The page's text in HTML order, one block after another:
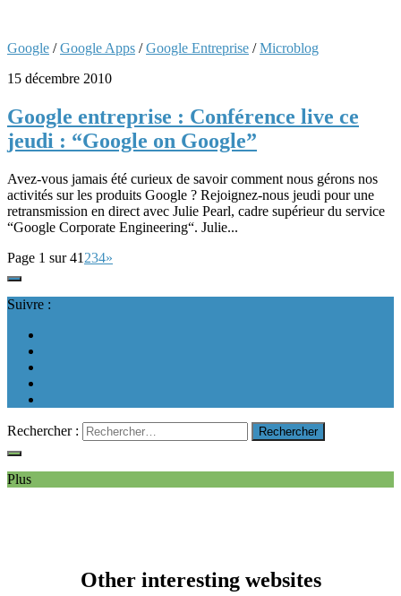
Google /Google Apps /Google Entreprise /Microblog
15 décembre 2010
Google entreprise : Conférence live ce
jeudi : “Google on Google”
Avez-vous jamais été curieux de savoir comment nous gérons nos
activités sur les produits Google ? Rejoignez-nous jeudi pour une
retransmission en direct avec Julie Pearl, cadre supérieur du service
“Google Corporate Engineering“. Julie...
Page 1 sur 41 234»
Suivre :
Rechercher :
Plus
Other interesting websites